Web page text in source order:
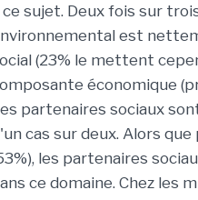
ce sujet. Deux fois sur
est
(23% le mettent
économique
partenaires sociaux
cas sur deux. Alors
les partenaires
ce domaine. Chez les